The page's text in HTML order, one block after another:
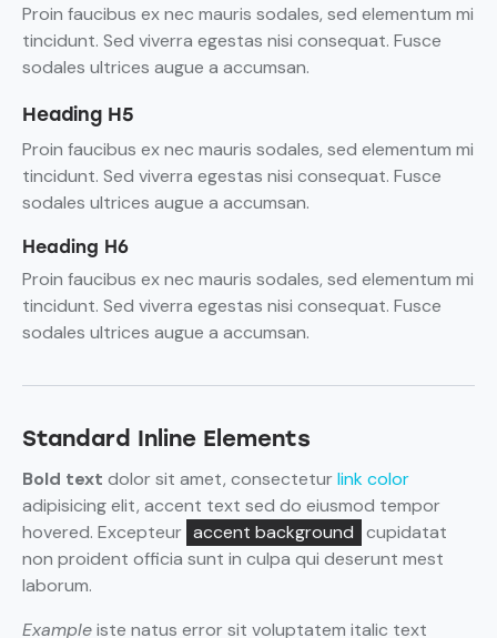
Proin faucibus ex nec mauris sodales, sed elementum mi
tincidunt. Sed viverra egestas nisi consequat. Fusce
sodales ultrices augue a accumsan.
Heading H5
Proin faucibus ex nec mauris sodales, sed elementum mi
tincidunt. Sed viverra egestas nisi consequat. Fusce
sodales ultrices augue a accumsan.
Heading H6
Proin faucibus ex nec mauris sodales, sed elementum mi
tincidunt. Sed viverra egestas nisi consequat. Fusce
sodales ultrices augue a accumsan.
Standard Inline Elements
Bold text dolor sit amet, consecteturlink color
adipisicing elit, accent text sed do eiusmod tempor
hovered. Excepteur accent background cupidatat
non proident officia sunt in culpa qui deserunt mest
laborum.
Exampleiste natus error sit voluptatem italic text